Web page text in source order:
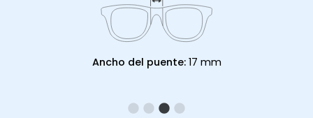
Ancho del puente: 17 mm